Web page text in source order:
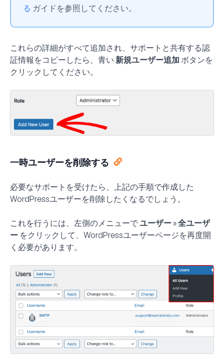
る ガイドを参照してください。
これらの詳細がすべて追加され、サポートと共有する認
証情報をコピーしたら、青い 新規ユーザー追加 ボタンを
クリックしてください。
一時ユーザーを削除する
必要なサポートを受けたら、上記の手順で作成した
WordPressユーザーを削除したくなるでしょう。
これを行うには、左側のメニューでユーザー » 全ユーザ
ー をクリックして、WordPressユーザーページを再度開
く必要があります。